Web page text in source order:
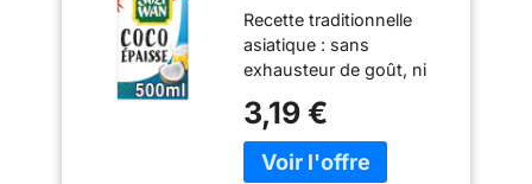
Recette traditionnelle
asiatique : sans
exhausteur de goût, ni
conservateur artificiels
Utilisez-le pour vos
recettes asiatiques de
3,19 €